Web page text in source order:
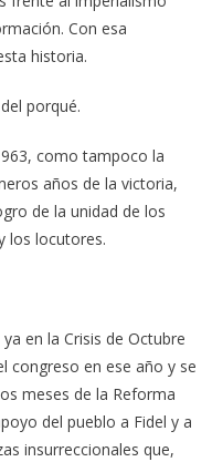
Con esa
historia.
porqué.
como tampoco la
años de la victoria,
de la unidad de los
los locutores.
en la Crisis de Octubre
congreso en ese año y se
meses de la Reforma
del pueblo a Fidel y a
insurreccionales que,